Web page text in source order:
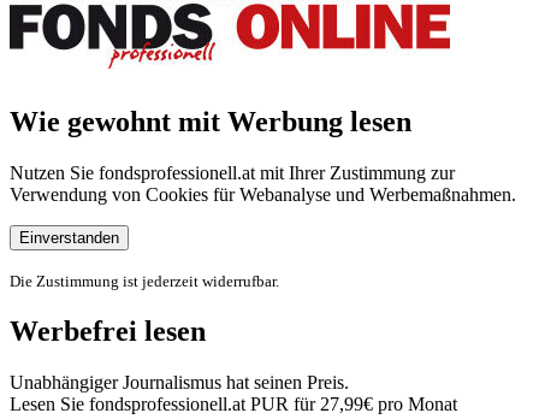
Wie gewohnt mit Werbung lesen
Nutzen Sie fondsprofessionell.at mit Ihrer Zustimmung zur
Verwendung von Cookies für Webanalyse und Werbemaßnahmen.
Einverstanden
Die Zustimmung ist jederzeit widerrufbar.
Werbefrei lesen
Unabhängiger Journalismus hat seinen Preis.
Lesen Sie fondsprofessionell.at PUR für 27,99€ pro Monat